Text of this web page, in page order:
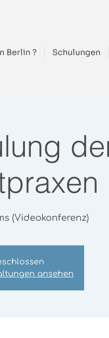
Berlin ? Schulungen
(Videokonferenz)
ansehen